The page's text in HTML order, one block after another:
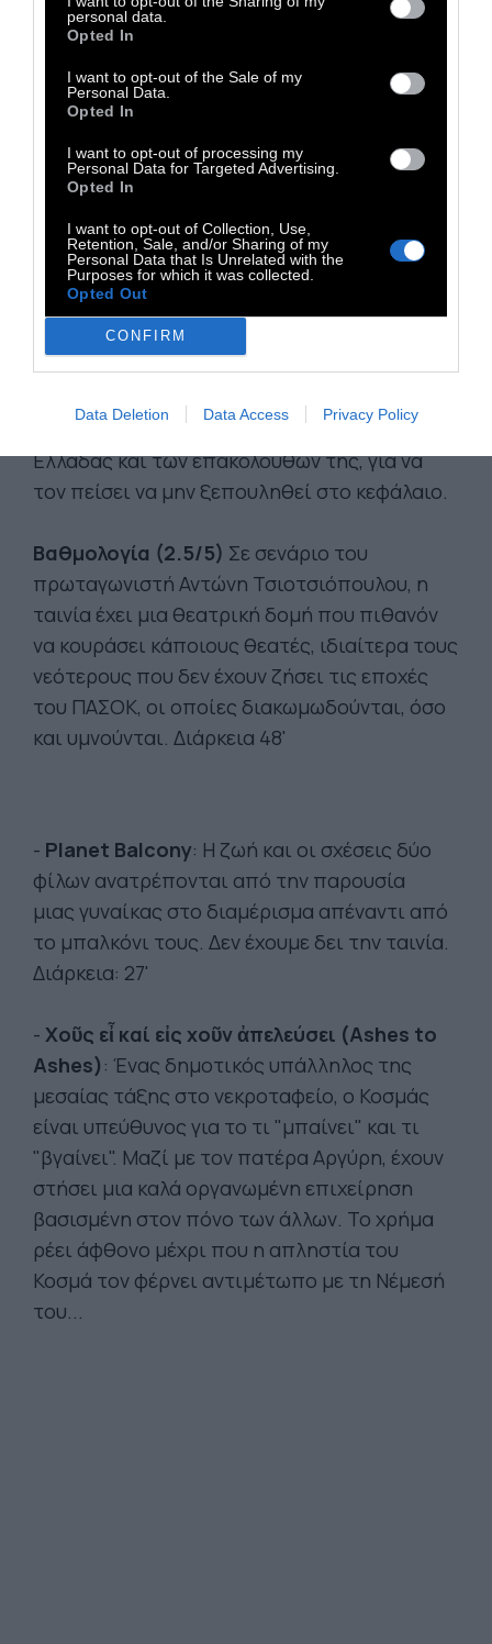
personal data.
Opted In
I want to opt-out of the Sale of my
Personal Data.
Opted In
I want to opt-out of processing my
Personal Data for Targeted Advertising.
Opted In
I want to opt-out of Collection, Use,
Retention, Sale, and/or Sharing of my
Personal Data that Is Unrelated with the
Purposes for which it was collected.
Opted Out
CONFIRM
Data Deletion Data Access Privacy Policy
Κωστάκη στο γραφείο του για να του πει την
πείσει να μην πουλήσει την οικογενειακή
επιχείρηση τοπικού κινηματογράφου σε ένα
fund... Ο Λάκης γεννήθηκε τον Αύγουστο 1974,
τον μήνα που, αμέσως μετά τη
επέστρεψε στην Αθήνα για να ιδρύσει το
ΠΑΣΟΚ. Γι' αυτό κι αισθάνεται ότι η ζωή του
είναι στενά συνδεδεμένη με το κίνημα και με
τον ίδιο τον ηγέτη. Ταμπουρωμένος στο
γραφείο του, θα εγκλωβίσει εκεί με τη βία και
ν' ακούσει την ιστορία της πασοκικής
Ελλάδας και των επακόλουθων της, για να
τον πείσει να μην ξεπουληθεί στο κεφάλαιο.
Βαθμολογία (2.5/5) Σε σενάριο του
πρωταγωνιστή Αντώνη Τσιοτσιόπουλου, η
ταινία έχει μια θεατρική δομή που πιθανόν
να κουράσει κάποιους θεατές, ιδιαίτερα τους
νεότερους που δεν έχουν ζήσει τις εποχές
του ΠΑΣΟΚ, οι οποίες διακωμωδούνται, όσο
και υμνούνται. Διάρκεια 48'
- Planet Balcony: Η ζωή και οι σχέσεις δύο
φίλων ανατρέπονται από την παρουσία
μιας γυναίκας στο διαμέρισμα απέναντι από
το μπαλκόνι τους. Δεν έχουμε δει την ταινία.
Διάρκεια: 27'
- Χοῦς εἶ καί εἰς χοῦν ἀπελεύσει (Ashes to
Ashes) : Ένας δημοτικός υπάλληλος της
μεσαίας τάξης στο νεκροταφείο, ο Κοσμάς
είναι υπεύθυνος για το τι "μπαίνει" και τι
"βγαίνει". Μαζί με τον πατέρα Αργύρη, έχουν
στήσει μια καλά οργανωμένη επιχείρηση
βασισμένη στον πόνο των άλλων. Το χρήμα
ρέει άφθονο μέχρι που η απληστία του
Κοσμά τον φέρνει αντιμέτωπο με τη Νέμεσή
του...